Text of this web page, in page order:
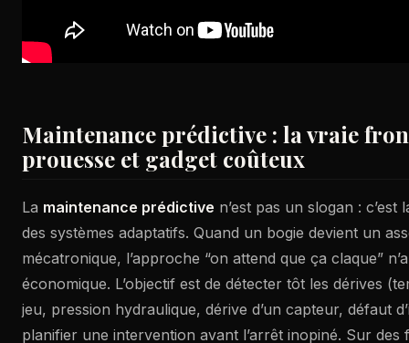
Maintenance prédictive : la vraie
prouesse et gadget coûteux
La maintenance prédictive n’est pas un slogan :
des systèmes adaptatifs. Quand un bogie devient un
mécatronique, l’approche “on attend que ça claque”
économique. L’objectif est de détecter tôt les dérives
jeu, pression hydraulique, dérive d’un capteur, défaut
planifier une intervention avant l’arrêt inopiné. Sur des